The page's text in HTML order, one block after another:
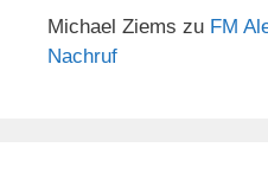
Michael Ziems zu FM
Nachruf